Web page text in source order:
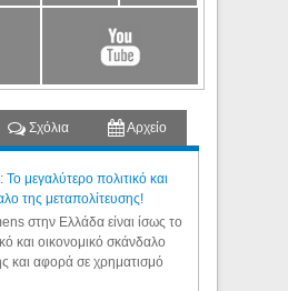
Σχόλια Αρχείο
μεγαλύτερο πολιτικό και
της μεταπολίτευσης!
στην Ελλάδα είναι ίσως το
και οικονομικό σκάνδαλο
και αφορά σε χρηματισμό